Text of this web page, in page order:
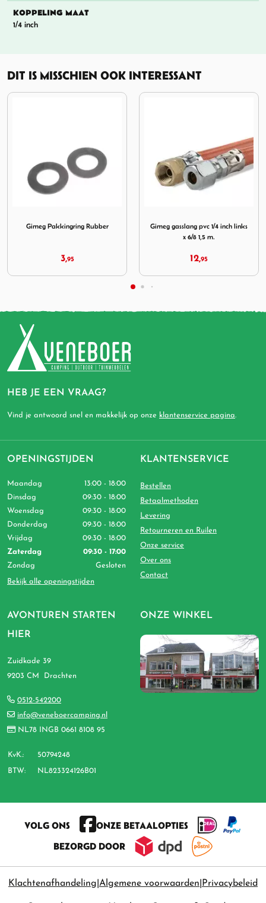
KOPPELING MAAT
1/4 inch
DIT IS MISSCHIEN OOK INTERESSANT
Gimeg gasslang pvc 1/4 inch links
12,
Cadac Slangpilaar Met
Handwiel 1/4
5,
HEB JE EEN VRAAG?
Vind je antwoord snel en makkelijk op onze klantenservice pagina.
AVONTUREN STARTEN
HIER
Zuidkade 39
9203 CM Drachten
0512-542200
info@veneboercamping.nl
NL78 INGB 0661 8108 95
KvK.: 50794248
BTW: NL823324126B01
OPENINGSTIJDEN
Maandag
13:00 - 18:00
Dinsdag
09:30 - 18:00
Woensdag
09:30 - 18:00
Donderdag
09:30 - 18:00
Vrijdag
09:30 - 18:00
Zaterdag
09:30 - 17:00
Zondag
Gesloten
Bekijk alle openingstijden
KLANTENSERVICE
Bestellen
Betaalmethoden
Levering
Retourneren en Ruilen
Onze service
Over ons
Contact
ONZE WINKEL
VOLG ONS
ONZE BETAALOPTIES
BEZORGD DOOR
Klachtenafhandeling Algemene voorwaarden Privacybeleid